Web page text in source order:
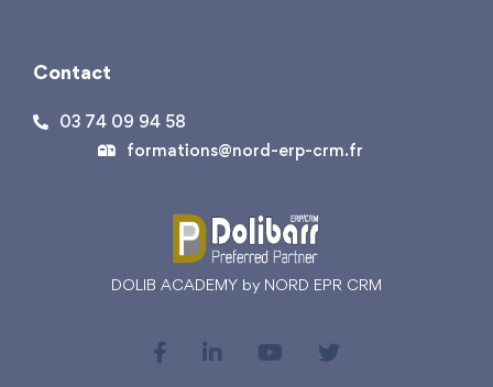
Contact
03 74 09 94 58
formations@nord-erp-crm.fr
DOLIB ACADEMY by NORD EPR CRM